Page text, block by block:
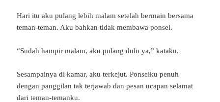
Hari itu aku pulang lebih malam setelah bermain bersama
teman-teman. Aku bahkan tidak membawa ponsel.
“Sudah hampir malam, aku pulang dulu ya,” kataku.
Sesampainya di kamar, aku terkejut. Ponselku penuh
dengan panggilan tak terjawab dan pesan ucapan selamat
dari teman-temanku.